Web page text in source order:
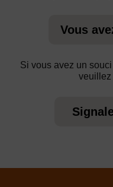
Vous
Si vous avez un
veuillez